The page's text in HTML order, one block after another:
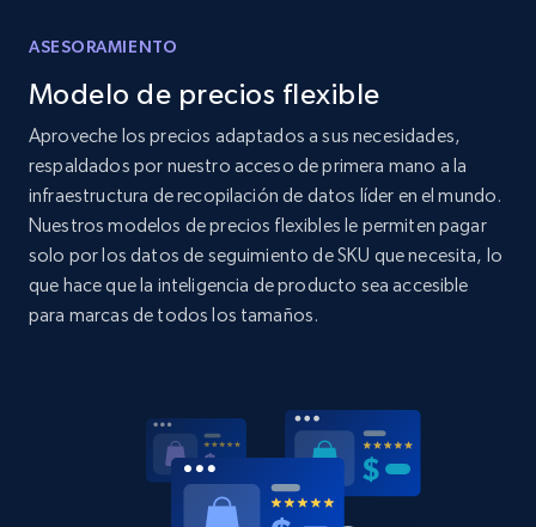
Amazon products global dataset -
Collecting products by keyword search
Title, Seller name, Brand, Description, Initial
price, Currency, Availability, Reviews count, and
Amazon products global dataset - Collects
products by best sellers category URL
ASESORAMIENTO
Modelo de precios flexible
Aproveche los precios adaptados a sus necesidades,
respaldados por nuestro acceso de primera mano a la
infraestructura de recopilación de datos líder en el mundo.
Nuestros modelos de precios flexibles le permiten pagar
solo por los datos de seguimiento de SKU que necesita, lo
que hace que la inteligencia de producto sea accesible
para marcas de todos los tamaños.